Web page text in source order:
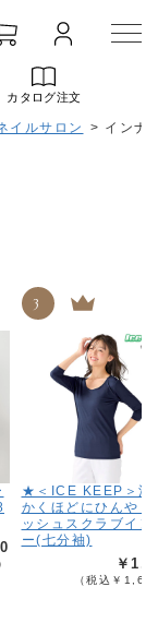
カタログ注文
イルサロン > インナ
3
★＜ICE KEEP＞汗
かくほどにひんやり
ッシュスクラブイン
ー(七分袖)
￥
（税込￥